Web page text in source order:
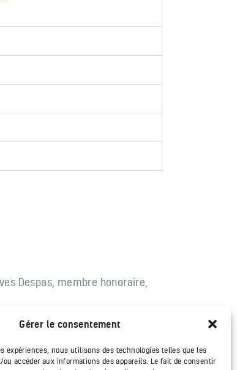
Gérer le consentement
expériences, nous utilisons des technologies telles que les
accéder aux informations des appareils. Le fait de consentir
Despas, membre honoraire,